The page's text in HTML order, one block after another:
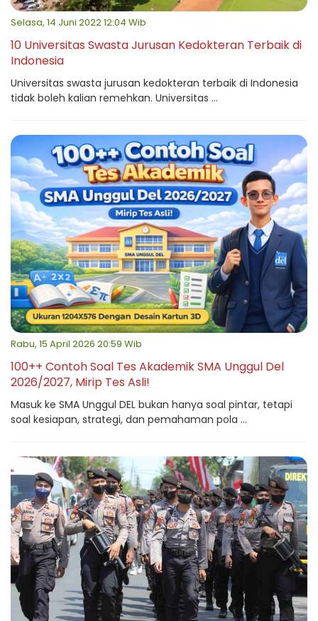
Selasa, 14 Juni 2022 12:04 Wib
10 Universitas Swasta Jurusan Kedokteran Terbaik di
Indonesia
Universitas swasta jurusan kedokteran terbaik di Indonesia
tidak boleh kalian remehkan. Universitas ...
Rabu, 15 April 2026 20:59 Wib
100++ Contoh Soal Tes Akademik SMA Unggul Del
2026/2027, Mirip Tes Asli!
Masuk ke SMA Unggul DEL bukan hanya soal pintar, tetapi
soal kesiapan, strategi, dan pemahaman pola ...